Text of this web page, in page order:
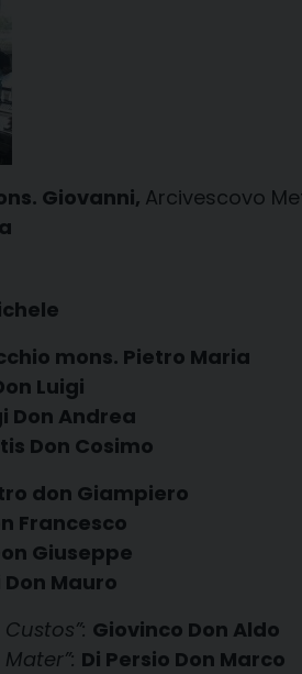
Giovanni, Arcivescovo
mons. Pietro Maria
Luigi
Don Andrea
Don Cosimo
don Giampiero
Francesco
Giuseppe
Mauro
Giovinco Don Aldo
Di Persio Don Marco